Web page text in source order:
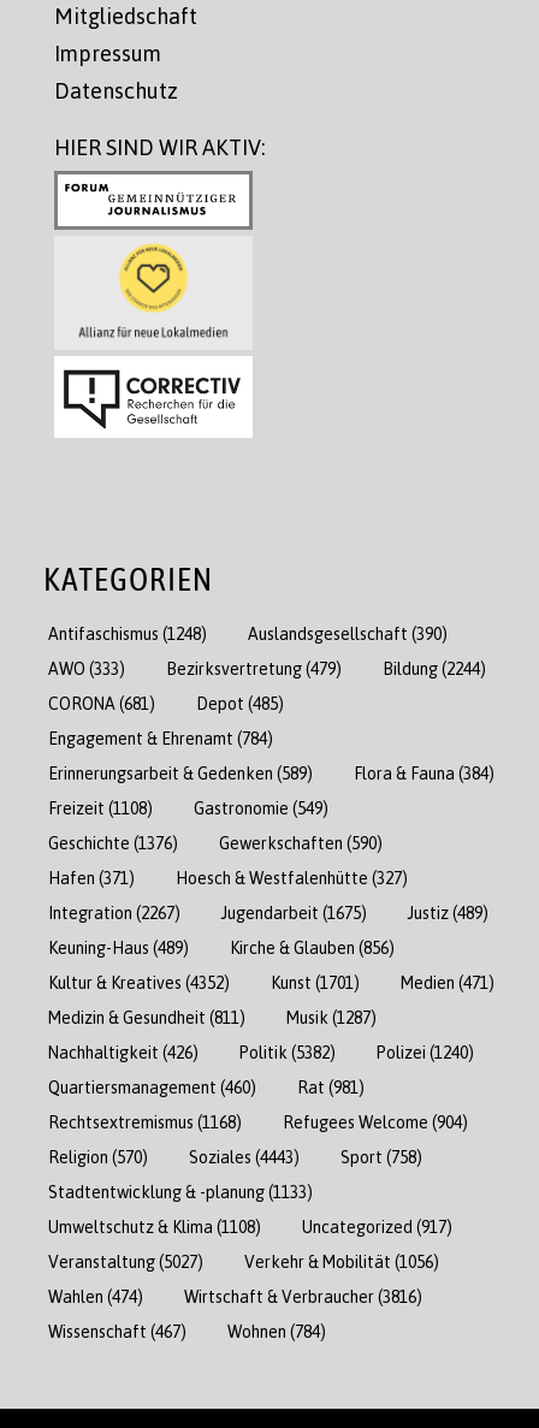
Mitgliedschaft
Impressum
Datenschutz
HIER SIND WIR AKTIV:
KATEGORIEN
Antifaschismus (1248) Auslandsgesellschaft (390)
AWO (333) Bezirksvertretung(479) Bildung(2244)
CORONA (681) Depot (485)
Engagement & Ehrenamt (784)
Erinnerungsarbeit & Gedenken (589) Flora & Fauna (384)
Freizeit (1108) Gastronomie (549)
Geschichte (1376) Gewerkschaften (590)
Hafen (371) Hoesch & Westfalenhütte (327)
Integration (2267) Jugendarbeit (1675) Justiz(489)
Keuning-Haus (489) Kirche & Glauben (856)
Kultur & Kreatives (4352) Kunst (1701) Medien (471)
Medizin & Gesundheit (811) Musik (1287)
Nachhaltigkeit (426) Politik (5382) Polizei (1240)
Quartiersmanagement (460) Rat (981)
Rechtsextremismus (1168) Refugees Welcome (904)
Religion (570) Soziales (4443) Sport (758)
Stadtentwicklung & -planung(1133)
Umweltschutz & Klima (1108) Uncategorized (917)
Veranstaltung(5027) Verkehr & Mobilität (1056)
Wahlen (474) Wirtschaft & Verbraucher(3816)
Wissenschaft (467) Wohnen (784)